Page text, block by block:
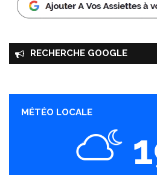
RECHERCHE GOOGLE
MÉTÉO LOCALE